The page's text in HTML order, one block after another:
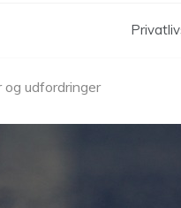
og udfordringer